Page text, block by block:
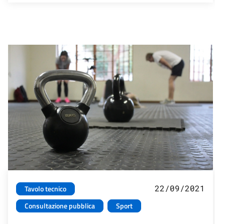
Tavolo tecnico
Consultazione pubblica
Sport
22/09/2021